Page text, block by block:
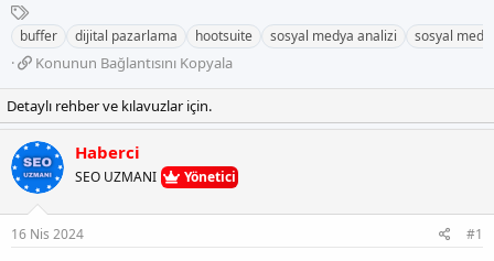
n
b
u
y
u
b
a
ş
l
a
t
a
l
a
n
g
ı
ç
t
a
i
E
t
i
e
t
l
e
r
buffer dijital pazarlama hootsuite sosyal medya analizi sosyal
K
n
u
n
u
n
ğ
Konunun Bağlantısını Kopyala
Detaylı rehber ve kılavuzlar için.
Haberci
SEO UZMANI Yönetici
16 Nis 2024 #1